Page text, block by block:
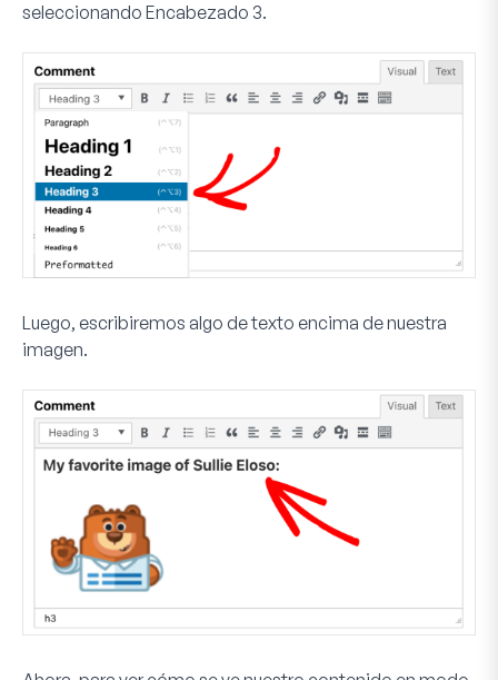
seleccionando Encabezado 3.
Luego, escribiremos algo de texto encima de nuestra
imagen.